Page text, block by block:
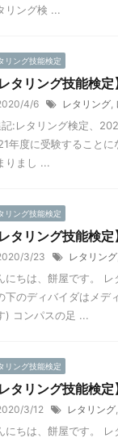
リング検 ...
リング技能検定
レタリング技能検
4/6 レタリング,
:レタリング検定、
年度に受験すること
りまし ...
リング技能検定
レタリング技能検
3/23 レタリング
にちは、餅屋です。
下のディバイダはメデ
) コンパスの足 ...
リング技能検定
レタリング技能検
3/12 レタリング,
にちは、餅屋です。